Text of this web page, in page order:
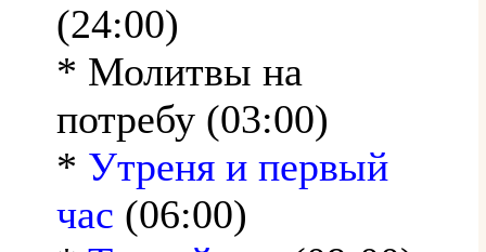
(24:00)
* Молитвы на
потребу (03:00)
* Утреня и первый
час (06:00)